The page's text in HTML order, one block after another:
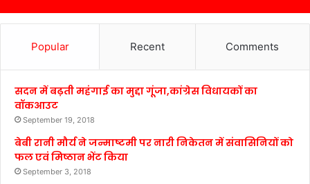
Popular Recent Comments
सदन में बढ़ती महंगाई का मुद्दा गूंजा,कांग्रेस विधायकों का
वॉकआउट
September 19, 2018
बेबी रानी मौर्य ने जन्माष्टमी पर नारी निकेतन में संवासिनियों को
फल एवं मिष्ठान भेंट किया
September 3, 2018